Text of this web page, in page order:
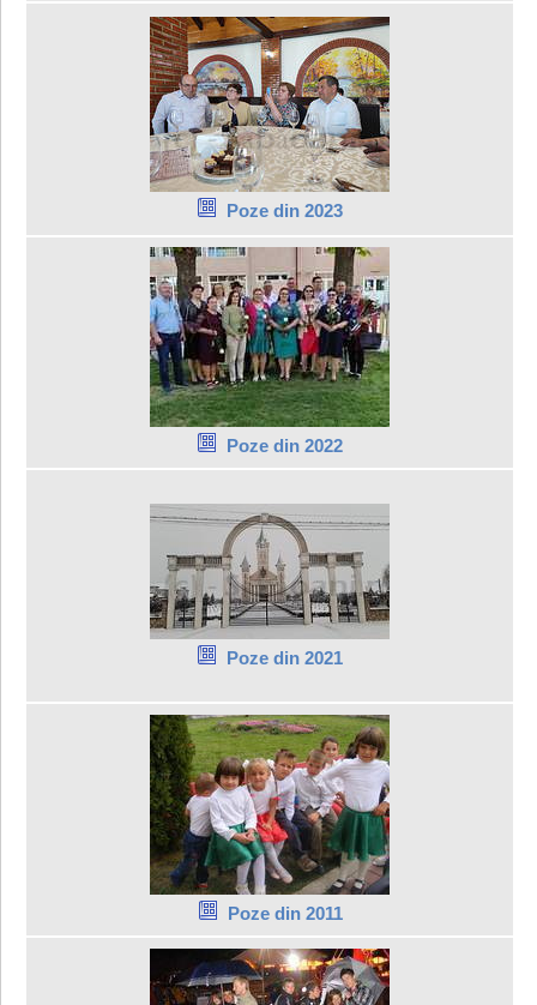
Poze din 2023
Poze din 2022
Poze din 2021
Poze din 2011